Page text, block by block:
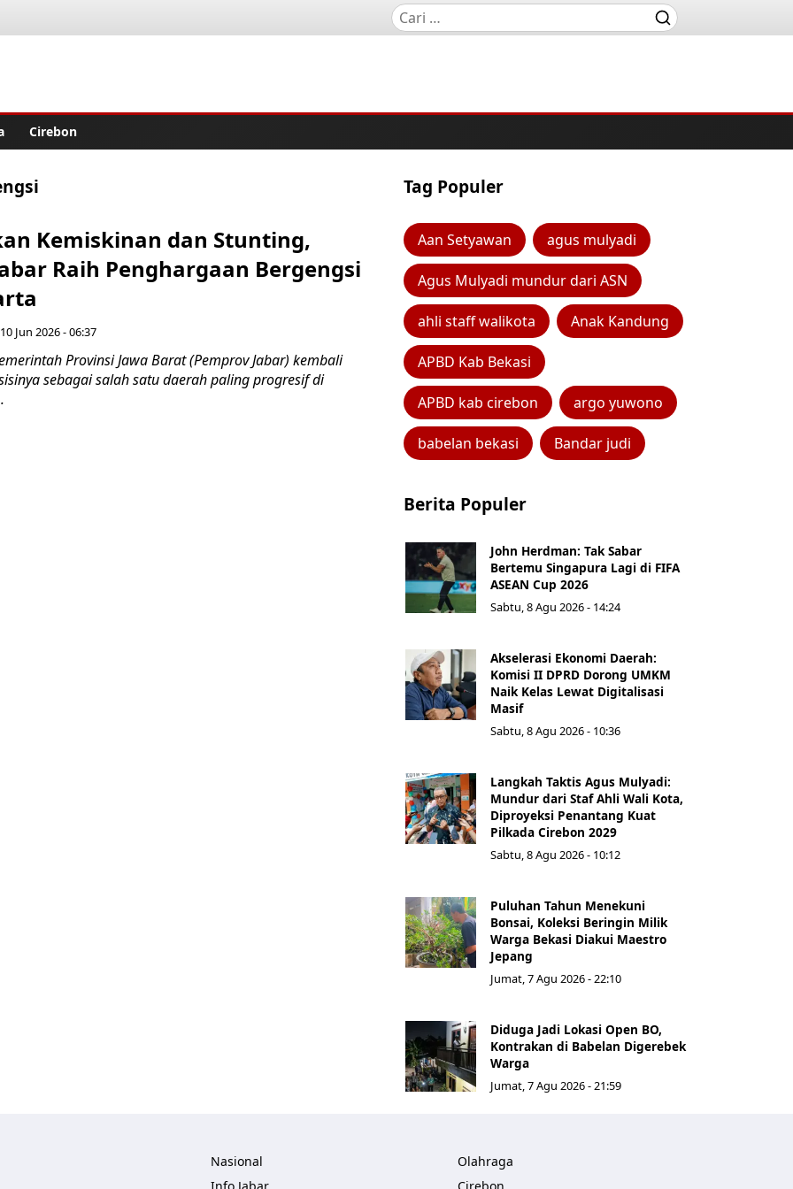
Cirebon
Kemiskinan dan Stunting,
Raih Penghargaan Bergengsi
Jun 2026 - 06:37
Provinsi Jawa Barat (Pemprov Jabar) kembali
sebagai salah satu daerah paling progresif di
Tag Populer
Aan Setyawan agus mulyadi
Agus Mulyadi mundur dari ASN
ahli staff walikota Anak Kandung
APBD Kab Bekasi
APBD kab cirebon argo yuwono
babelan bekasi Bandar judi
Berita Populer
John Herdman: Tak Sabar
Bertemu Singapura Lagi di FIFA
ASEAN Cup 2026
Sabtu, 8 Agu 2026 - 14:24
Akselerasi Ekonomi Daerah:
Komisi II DPRD Dorong UMKM
Naik Kelas Lewat Digitalisasi
Masif
Sabtu, 8 Agu 2026 - 10:36
Langkah Taktis Agus Mulyadi:
Mundur dari Staf Ahli Wali Kota,
Diproyeksi Penantang Kuat
Pilkada Cirebon 2029
Sabtu, 8 Agu 2026 - 10:12
Puluhan Tahun Menekuni
Bonsai, Koleksi Beringin Milik
Warga Bekasi Diakui Maestro
Jepang
Jumat, 7 Agu 2026 - 22:10
Diduga Jadi Lokasi Open BO,
Kontrakan di Babelan Digerebek
Warga
Jumat, 7 Agu 2026 - 21:59
Nasional
Olahraga